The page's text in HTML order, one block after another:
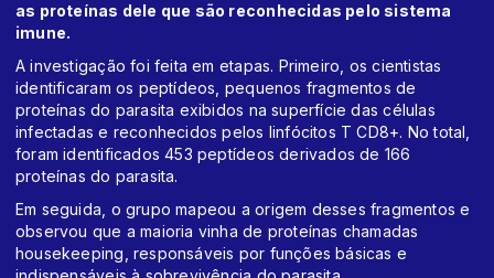
as proteínas dele que são reconhecidas pelo sistema
imune.
A investigação foi feita em etapas. Primeiro, os cientistas
identificaram os peptídeos, pequenos fragmentos de
proteínas do parasita exibidos na superfície das células
infectadas e reconhecidos pelos linfócitos T CD8+. No total,
foram identificados 453 peptídeos derivados de 166
proteínas do parasita.
Em seguida, o grupo mapeou a origem desses fragmentos e
observou que a maioria vinha de proteínas chamadas
housekeeping, responsáveis por funções básicas e